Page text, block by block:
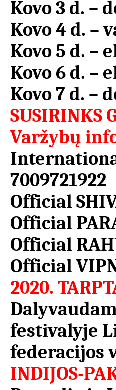
Kovo 3 d. –
Kovo 4 d. –
Kovo 5 d. –
Kovo 6 d. –
Kovo 7 d. –
SUSIRINKS
Varžybų
7009721922
Official
Official
Official
Official
2020.
festivalyje
federacijos
INDIJOS-